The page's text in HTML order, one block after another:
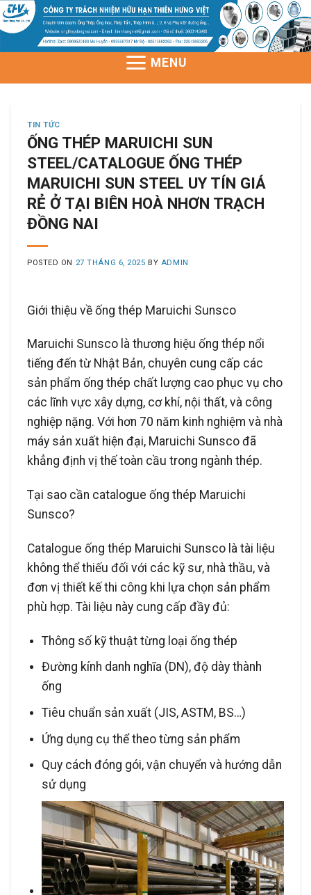
Skip
to
MENU
TIN TỨC
ỐNG THÉP MARUICHI SUN
STEEL/CATALOGUE ỐNG THÉP
MARUICHI SUN STEEL UY TÍN GIÁ
RẺ Ở TẠI BIÊN HOÀ NHƠN TRẠCH
ĐỒNG NAI
POSTED ON 27 THÁNG 6, 2025 BY ADMIN
Giới thiệu về ống thép Maruichi Sunsco
Maruichi Sunsco là thương hiệu ống thép nổi
tiếng đến từ Nhật Bản, chuyên cung cấp các
sản phẩm ống thép chất lượng cao phục vụ cho
các lĩnh vực xây dựng, cơ khí, nội thất, và công
nghiệp nặng. Với hơn 70 năm kinh nghiệm và nhà
máy sản xuất hiện đại, Maruichi Sunsco đã
khẳng định vị thế toàn cầu trong ngành thép.
Tại sao cần catalogue ống thép Maruichi
Sunsco?
Catalogue ống thép Maruichi Sunsco là tài liệu
không thể thiếu đối với các kỹ sư, nhà thầu, và
đơn vị thiết kế thi công khi lựa chọn sản phẩm
phù hợp. Tài liệu này cung cấp đầy đủ:
Thông số kỹ thuật từng loại ống thép
Đường kính danh nghĩa (DN), độ dày thành
ống
Tiêu chuẩn sản xuất (JIS, ASTM, BS…)
Ứng dụng cụ thể theo từng sản phẩm
Quy cách đóng gói, vận chuyển và hướng dẫn
sử dụng